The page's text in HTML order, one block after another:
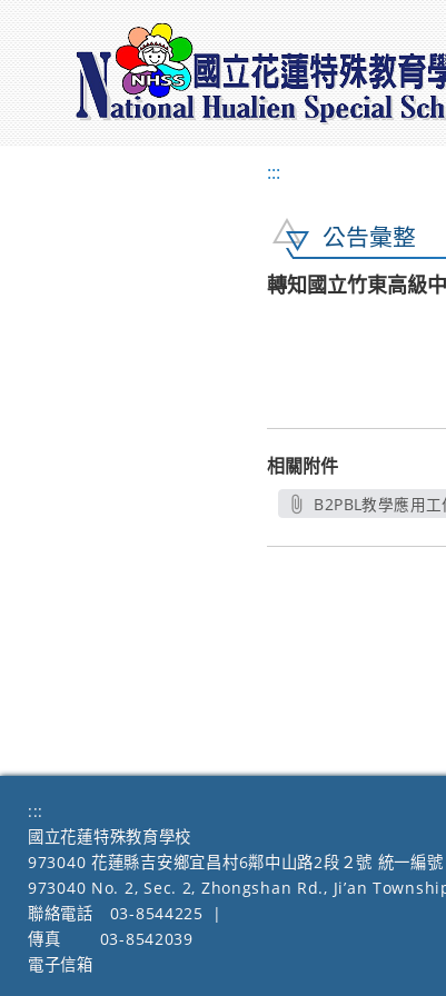
:::
公告彙整
轉知國立竹東高級
相關附件
B2PBL教學應用
:::
國立花蓮特殊教育學校
973040 花蓮縣吉安鄉宜昌村6鄰中山路2段２號 統一編
973040 No. 2, Sec. 2, Zhongshan Rd., Ji’an
聯絡電話
03-8544225
|
傳真
03-8542039
電子信箱